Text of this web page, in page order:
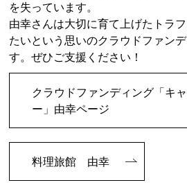
を失っています。
由幸さんは大切に育て上げたトラ
たいという思いのクラウドファン
す。ぜひご支援ください！
クラウドファンディング「キ
ー」由幸ページ
料理旅館 由幸